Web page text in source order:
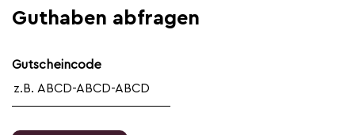
Guthaben abfragen
Gutscheincode